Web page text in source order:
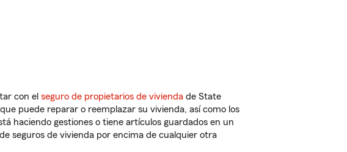
con el seguro de propietarios de vivienda de State
puede reparar o reemplazar su vivienda, así como los
haciendo gestiones o tiene artículos guardados en un
seguros de vivienda por encima de cualquier otra